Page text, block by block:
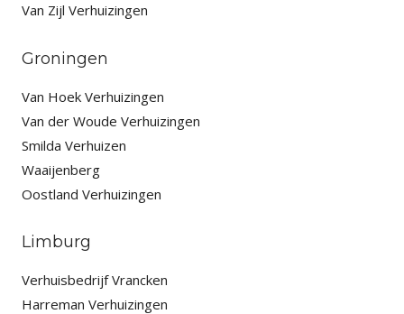
Van Zijl Verhuizingen
Groningen
Van Hoek Verhuizingen
Van der Woude Verhuizingen
Smilda Verhuizen
Waaijenberg
Oostland Verhuizingen
Limburg
Verhuisbedrijf Vrancken
Harreman Verhuizingen